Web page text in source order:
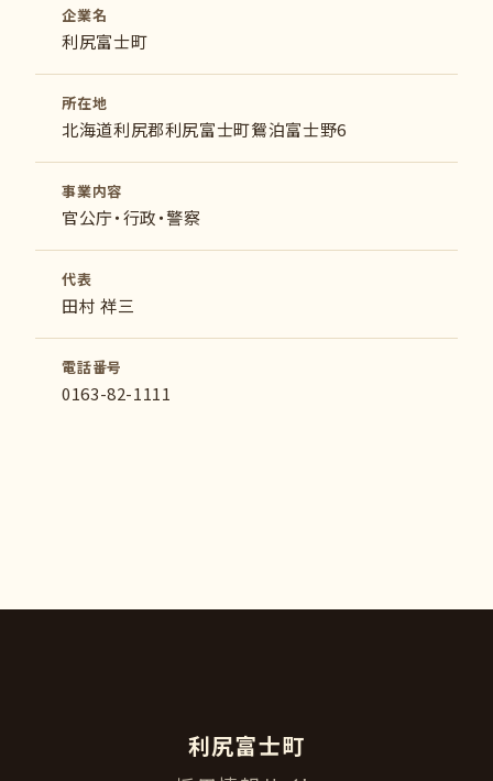
企業名
利尻富士町
所在地
北海道利尻郡利尻富士町鴛泊富士野6
事業内容
官公庁・行政・警察
代表
田村 祥三
電話番号
0163-82-1111
利尻富士町